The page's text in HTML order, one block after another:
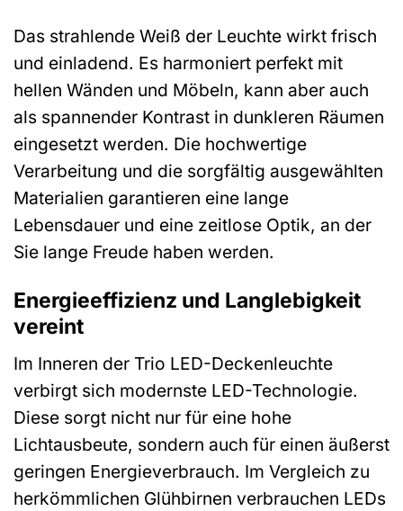
Das strahlende Weiß der Leuchte wirkt frisch
und einladend. Es harmoniert perfekt mit
hellen Wänden und Möbeln, kann aber auch
als spannender Kontrast in dunkleren Räumen
eingesetzt werden. Die hochwertige
Verarbeitung und die sorgfältig ausgewählten
Materialien garantieren eine lange
Lebensdauer und eine zeitlose Optik, an der
Sie lange Freude haben werden.
Energieeffizienz und Langlebigkeit
vereint
Im Inneren der Trio LED-Deckenleuchte
verbirgt sich modernste LED-Technologie.
Diese sorgt nicht nur für eine hohe
Lichtausbeute, sondern auch für einen äußerst
geringen Energieverbrauch. Im Vergleich zu
herkömmlichen Glühbirnen verbrauchen LEDs